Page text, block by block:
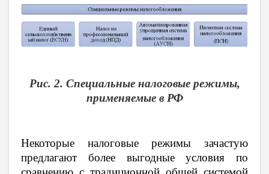
Рис. 2. Специальные налоговые режимы,
применяемые в РФ
Некоторые налоговые режимы зачастую
предлагают более выгодные условия по